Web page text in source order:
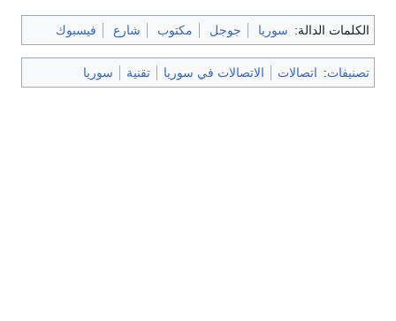
الكلمات الدالة: سوريا جوجل مكتوب شارع فيسبوك
تصنيفات: اتصالات الاتصالات في سوريا تقنية سوريا